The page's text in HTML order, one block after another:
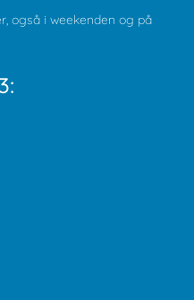
også i weekenden og på